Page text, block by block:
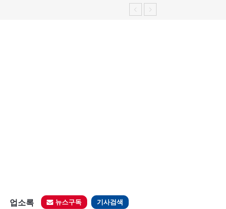
업소록 뉴스구독 기사검색